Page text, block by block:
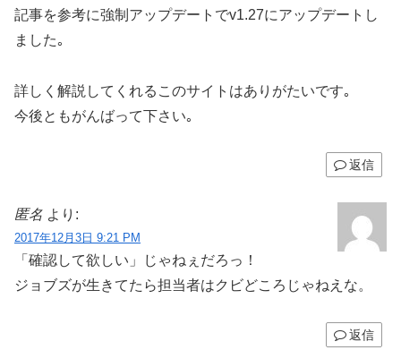
記事を参考に強制アップデートでv1.27にアップデートし
ました｡
詳しく解説してくれるこのサイトはありがたいです｡
今後ともがんばって下さい｡
返信
匿名 より:
2017年12月3日 9:21 PM
「確認して欲しい」じゃねぇだろっ！
ジョブズが生きてたら担当者はクビどころじゃねえな。
返信